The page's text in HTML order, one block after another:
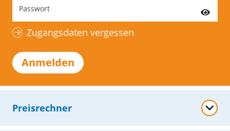
Passwort
Zugangsdaten vergessen
Anmelden
Preisrechner